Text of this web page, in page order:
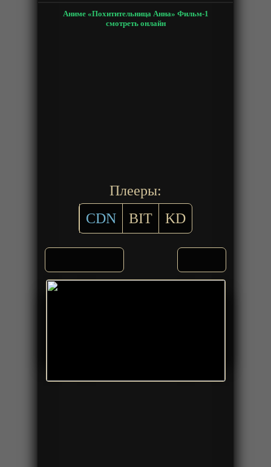
Аниме «Похитительница Анна» Фильм-1
смотреть онлайн
Плееры:
CDN
BIT KD